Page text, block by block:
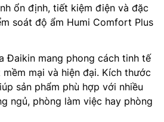
ổn định, tiết kiệm điện và đặc
soát độ ẩm Humi Comfort Plus
Đaikin mang phong cách tinh tế
mại và hiện đại. Kích thước
sản phẩm phù hợp với nhiều
ngủ, phòng làm việc hay phòng